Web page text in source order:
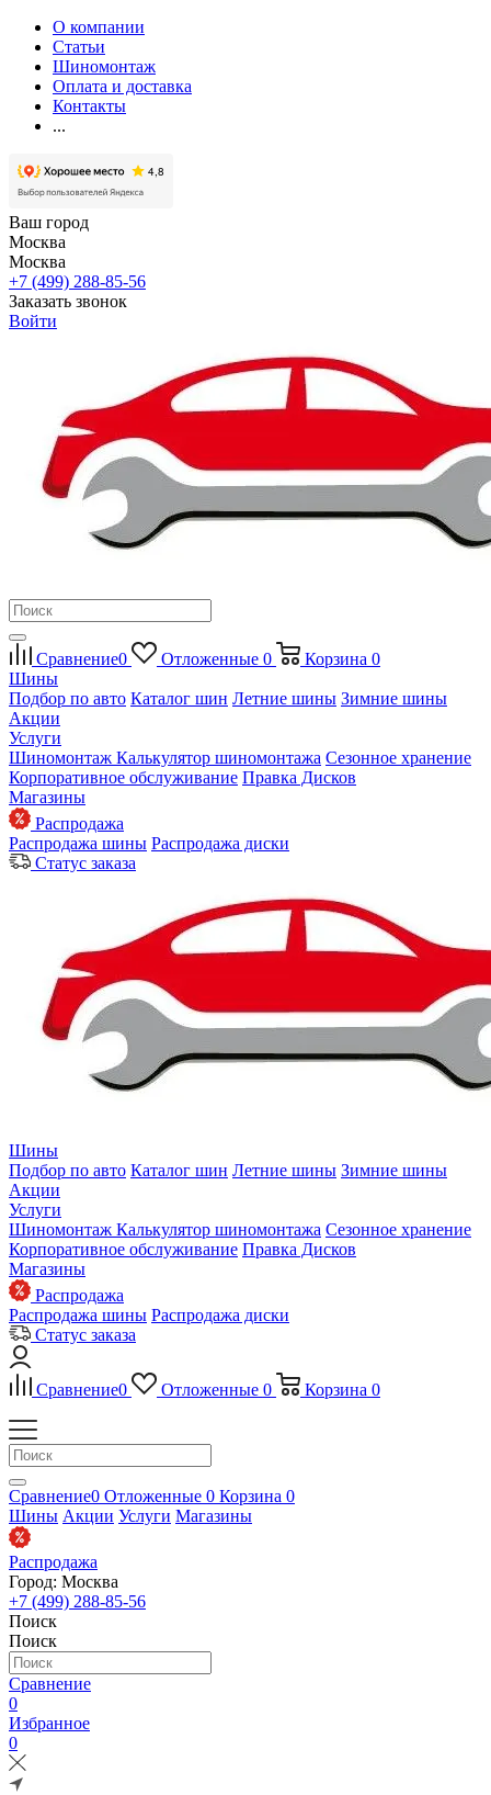
О компании
Статьи
Шиномонтаж
Оплата и доставка
Контакты
...
Ваш город
Москва
Москва
+7 (499) 288-85-56
Заказать звонок
Войти
Сравнение0 Отложенные 0 Корзина 0
Шины
Подбор по авто Каталог шин Летние шины Зимние шины
Акции
Услуги
Шиномонтаж Калькулятор шиномонтажа Сезонное хранение
Корпоративное обслуживание Правка Дисков
Магазины
Распродажа
Распродажа шины Распродажа диски
Статус заказа
Шины
Подбор по авто Каталог шин Летние шины Зимние шины
Акции
Услуги
Шиномонтаж Калькулятор шиномонтажа Сезонное хранение
Корпоративное обслуживание Правка Дисков
Магазины
Распродажа
Распродажа шины Распродажа диски
Статус заказа
Сравнение0 Отложенные 0 Корзина 0
Сравнение0 Отложенные 0 Корзина 0
Шины Акции Услуги Магазины
Распродажа
Город: Москва
+7 (499) 288-85-56
Поиск
Поиск
Сравнение
0
Избранное
0